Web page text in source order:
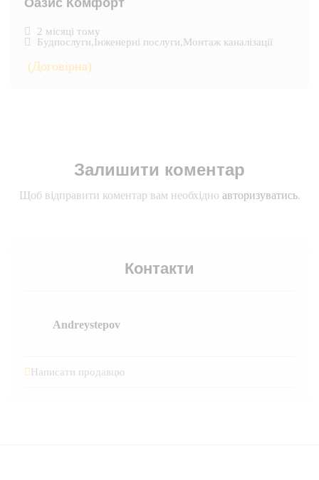
Оазис Комфорт
2 місяці тому
Будпослуги,Інженерні послуги,Монтаж каналізації
(Договірна)
Залишити коментар
Щоб відправити коментар вам необхідно авторизуватись.
Контакти
Andreystepov
Написати продавцю